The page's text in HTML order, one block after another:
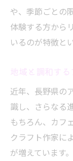
ゆった
おすす
自然美
や、季節ごとの
体験する方から
いるのが特徴と
近年、長野県の
識し、さらなる
もちろん、カフ
クラフト作家に
が増えています